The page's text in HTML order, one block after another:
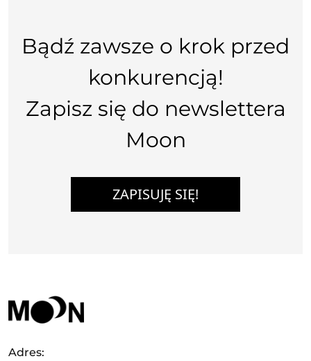
Bądź zawsze o krok przed
konkurencją!
Zapisz się do newslettera
Moon
ZAPISUJĘ SIĘ!
Adres: